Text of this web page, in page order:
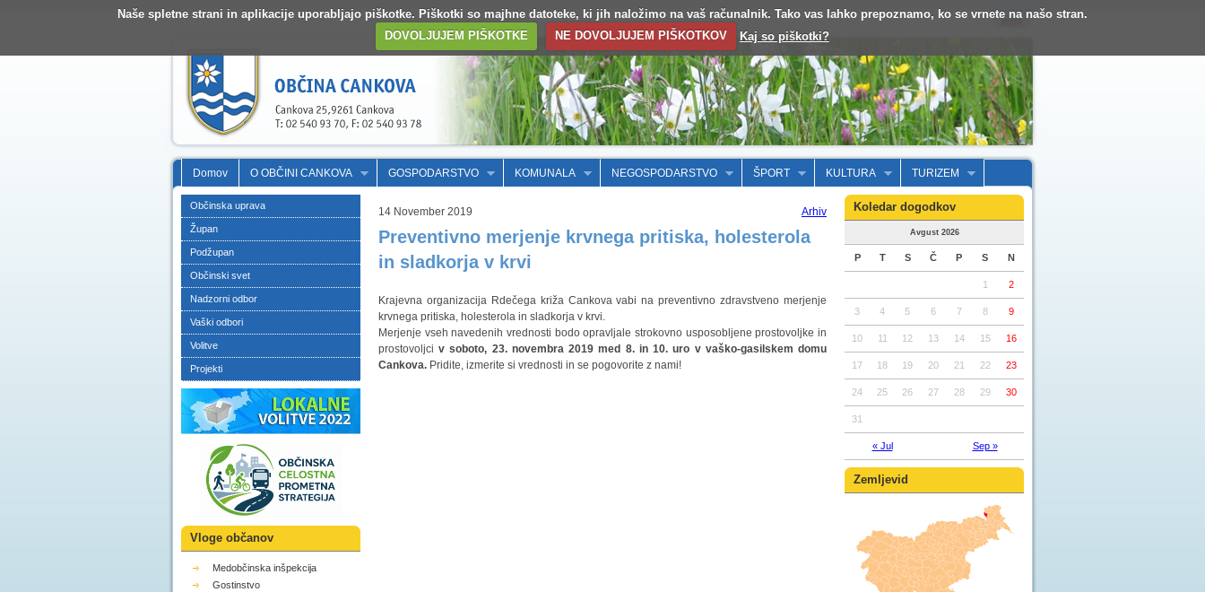
Naše spletne strani in aplikacije uporabljajo piškotke. Piškotki so majhne datoteke, ki jih naložimo na vaš računalnik. Tako vas lahko prepoznamo, ko se vrnete na našo stran.
DOVOLJUJEM PIŠKOTKE
NE DOVOLJUJEM PIŠKOTKOV Kaj so piškotki?
Domov O OBČINI CANKOVA GOSPODARSTVO KOMUNALA NEGOSPODARSTVO ŠPORT KULTURA TURIZEM
Občinska uprava
Župan
Podžupan
Občinski svet
Nadzorni odbor
Vaški odbori
Volitve
Projekti
Vloge občanov
Medobčinska inšpekcija
Gostinstvo
14 November 2019 Arhiv
Preventivno merjenje krvnega pritiska, holesterola
in sladkorja v krvi
Krajevna organizacija Rdečega križa Cankova vabi na preventivno zdravstveno merjenje
krvnega pritiska, holesterola in sladkorja v krvi.
Merjenje vseh navedenih vrednosti bodo opravljale strokovno usposobljene prostovoljke in
prostovoljciv soboto, 23. novembra 2019 med 8. in 10. uro v vaško-gasilskem domu
Cankova. Pridite, izmerite si vrednosti in se pogovorite z nami!
Koledar dogodkov
Avgust 2026
P T S Č P S N
« Jul Sep »
1 2
3 4 5 6 7 8 9
10 11 12 13 14 15 16
17 18 19 20 21 22 23
24 25 26 27 28 29 30
31
Zemljevid